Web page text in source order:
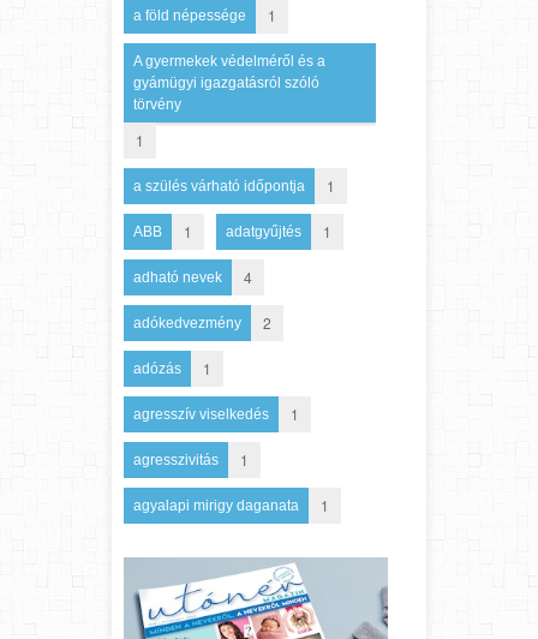
a föld népessége 1
A gyermekek védelméről és a
gyámügyi igazgatásról szóló
törvény
1
a szülés várható időpontja 1
ABB 1 adatgyűjtés 1
adható nevek 4
adókedvezmény 2
adózás 1
agresszív viselkedés 1
agresszivitás 1
agyalapi mirigy daganata 1